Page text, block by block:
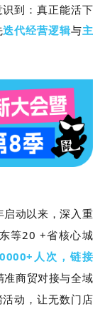
到：真正能活下
迭代经营逻辑与主
动以来，深入 重
等20 +省核心城
人次，链接
准商贸对接与全域
动，让无数门店